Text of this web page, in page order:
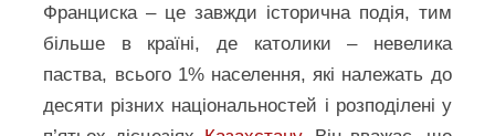
Франциска – це завжди історична подія, тим
більше в країні, де католики – невелика
паства, всього 1% населення, які належать до
десяти різних національностей і розподілені у